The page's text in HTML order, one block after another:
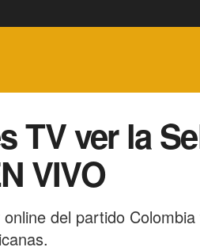
TV ver la
VIVO
del partido